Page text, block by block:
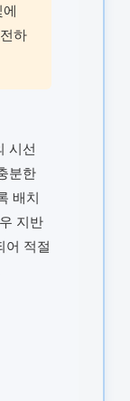
하
시선
분한
배치
지반
어 적절